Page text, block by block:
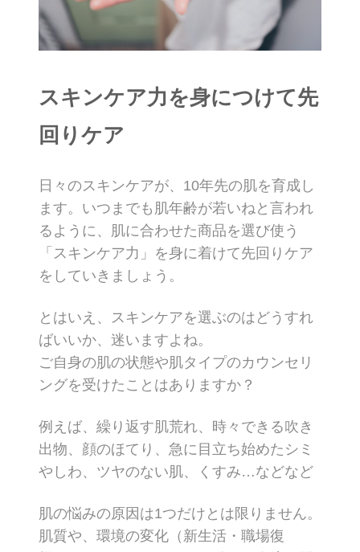
スキンケア力を身につけて先
回りケア
日々のスキンケアが、10年先の肌を育成し
ます。いつまでも肌年齢が若いねと言われ
るように、肌に合わせた商品を選び使う
「スキンケア力」を身に着けて先回りケア
をしていきましょう。
とはいえ、スキンケアを選ぶのはどうすれ
ばいいか、迷いますよね。
ご自身の肌の状態や肌タイプのカウンセリ
ングを受けたことはありますか？
例えば、繰り返す肌荒れ、時々できる吹き
出物、顔のほてり、急に目立ち始めたシミ
やしわ、ツヤのない肌、くすみ…などなど
肌の悩みの原因は1つだけとは限りません。
肌質や、環境の変化（新生活・職場復